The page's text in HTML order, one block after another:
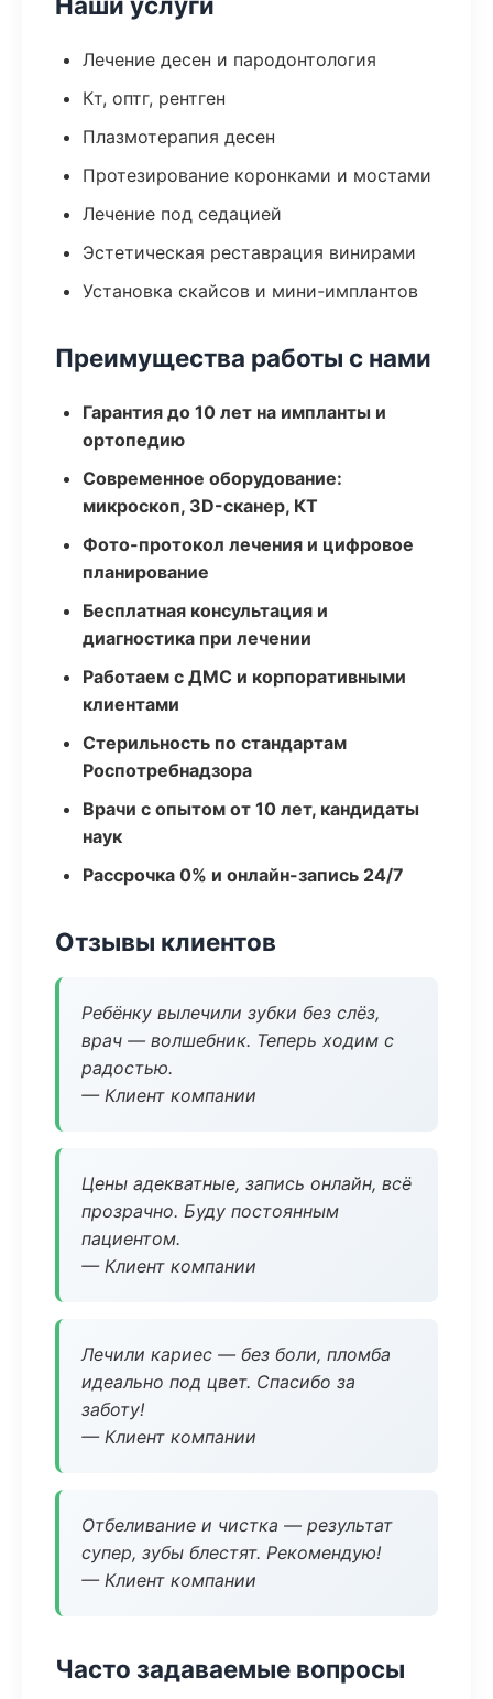
Лечение десен и пародонтология
Кт, оптг, рентген
Плазмотерапия десен
Протезирование коронками и мостами
Лечение под седацией
Эстетическая реставрация винирами
Установка скайсов и мини-имплантов
Преимущества работы с нами
Гарантия до 10 лет на импланты и
ортопедию
Современное оборудование:
микроскоп, 3D-сканер, КТ
Фото-протокол лечения и цифровое
планирование
Бесплатная консультация и
диагностика при лечении
Работаем с ДМС и корпоративными
клиентами
Стерильность по стандартам
Роспотребнадзора
Врачи с опытом от 10 лет, кандидаты
наук
Рассрочка 0% и онлайн-запись 24/7
Отзывы клиентов
Ребёнку вылечили зубки без слёз,
врач — волшебник. Теперь ходим с
радостью.
— Клиент компании
Цены адекватные, запись онлайн, всё
прозрачно. Буду постоянным
пациентом.
— Клиент компании
Лечили кариес — без боли, пломба
идеально под цвет. Спасибо за
заботу!
— Клиент компании
Отбеливание и чистка — результат
супер, зубы блестят. Рекомендую!
— Клиент компании
Часто задаваемые вопросы